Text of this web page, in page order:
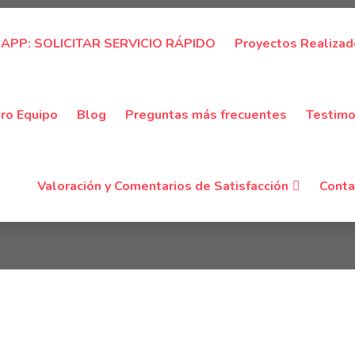
SOLICITAR SERVICIO RÁPIDO Proyectos
Equipo Blog Preguntas más frecuentes
Valoración y Comentarios de Satisfacción
Rejas De